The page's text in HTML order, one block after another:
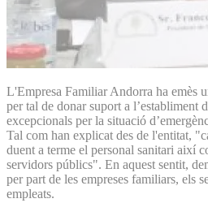
L'Empresa Familiar Andorra ha emès
per tal de donar suport a l’establiment
excepcionals per la situació
Tal com han explicat des de l'entitat,
duent a terme el personal sanitari així
servidors públics". En aquest sentit,
per part de les empreses familiars, els
empleats.